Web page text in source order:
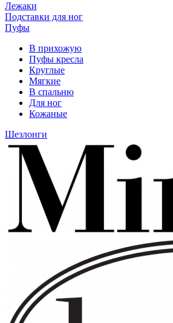
Лежаки
Подставки для ног
Пуфы
В прихожую
Пуфы кресла
Круглые
Мягкие
В спальню
Для ног
Кожаные
Шезлонги